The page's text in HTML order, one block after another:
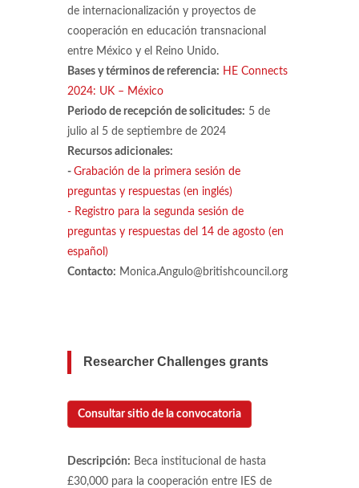
de internacionalización y proyectos de
cooperación en educación transnacional
entre México y el Reino Unido.
Bases y términos de referencia: HE Connects
2024: UK – México
Periodo de recepción de solicitudes: 5 de
julio al 5 de septiembre de 2024
Recursos adicionales:
- Grabación de la primera sesión de
preguntas y respuestas (en inglés)
- Registro para la segunda sesión de
preguntas y respuestas del 14 de agosto (en
español)
Contacto: Monica.Angulo@britishcouncil.org
Researcher Challenges grants
Consultar sitio de la convocatoria
Descripción: Beca institucional de hasta
£30,000 para la cooperación entre IES de